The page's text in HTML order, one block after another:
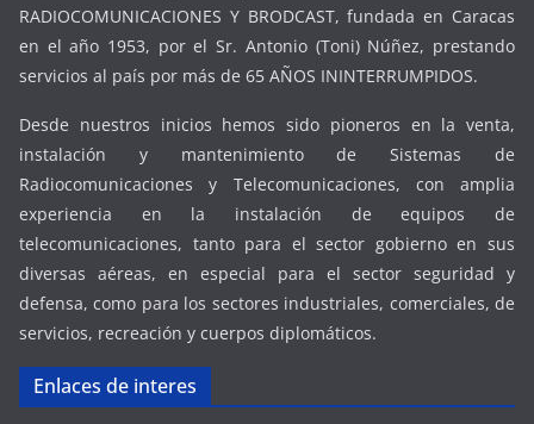
RADIOCOMUNICACIONES Y BRODCAST, fundada en Caracas
en el año 1953, por el Sr. Antonio (Toni) Núñez, prestando
servicios al país por más de 65 AÑOS ININTERRUMPIDOS.
Desde nuestros inicios hemos sido pioneros en la venta,
instalación y mantenimiento de Sistemas de
Radiocomunicaciones y Telecomunicaciones, con amplia
experiencia en la instalación de equipos de
telecomunicaciones, tanto para el sector gobierno en sus
diversas aéreas, en especial para el sector seguridad y
defensa, como para los sectores industriales, comerciales, de
servicios, recreación y cuerpos diplomáticos.
Enlaces de interes